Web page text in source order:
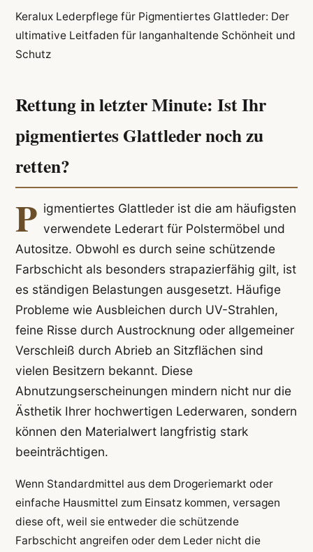
Keralux Lederpflege für Pigmentiertes Glattleder: Der
ultimative Leitfaden für langanhaltende Schönheit und
Schutz
Rettung in letzter Minute: Ist Ihr
pigmentiertes Glattleder noch zu
retten?
P igmentiertes Glattleder ist die am häufigsten
verwendete Lederart für Polstermöbel und
Autositze. Obwohl es durch seine schützende
Farbschicht als besonders strapazierfähig gilt, ist
es ständigen Belastungen ausgesetzt. Häufige
Probleme wie Ausbleichen durch UV-Strahlen,
feine Risse durch Austrocknung oder allgemeiner
Verschleiß durch Abrieb an Sitzflächen sind
vielen Besitzern bekannt. Diese
Abnutzungserscheinungen mindern nicht nur die
Ästhetik Ihrer hochwertigen Lederwaren, sondern
können den Materialwert langfristig stark
beeinträchtigen.
Wenn Standardmittel aus dem Drogeriemarkt oder
einfache Hausmittel zum Einsatz kommen, versagen
diese oft, weil sie entweder die schützende
Farbschicht angreifen oder dem Leder nicht die